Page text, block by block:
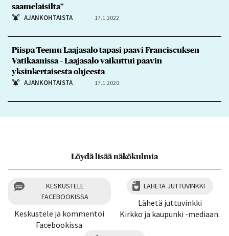
saamelaisilta”
AJANKOHTAISTA 17.1.2022
Piispa Teemu Laajasalo tapasi paavi Franciscuksen
Vatikaanissa – Laajasalo vaikuttui paavin
yksinkertaisesta ohjeesta
AJANKOHTAISTA 17.1.2020
Löydä lisää näkökulmia
KESKUSTELE
FACEBOOKISSA
Keskustele ja kommentoi
Facebookissa
LÄHETÄ JUTTUVINKKI
Lähetä juttuvinkki
Kirkko ja kaupunki -mediaan.